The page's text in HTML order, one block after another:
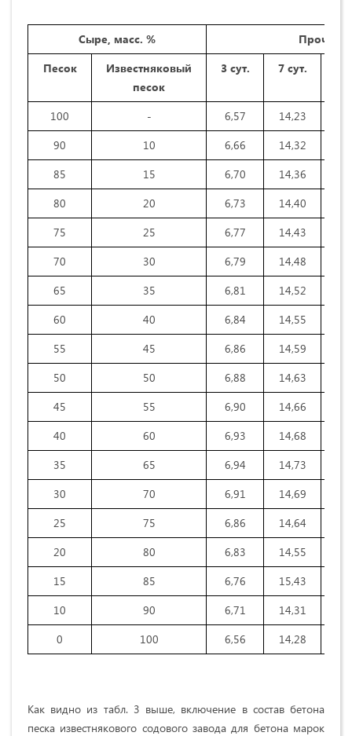
Сыре, масс. %
Песок
Известняковый
песок
3 сут. 7 сут.
100 - 6,57 14,23
90
10 6,66 14,32
85
15 6,70 14,36
80
20 6,73 14,40
75
25 6,77 14,43
70
30 6,79 14,48
65
35 6,81 14,52
60
40 6,84 14,55
55
45 6,86 14,59
50
50 6,88 14,63
45
55 6,90 14,66
40
60 6,93 14,68
35
65 6,94 14,73
30
70 6,91 14,69
25
75 6,86 14,64
20
80 6,83 14,55
15
85 6,76 15,43
10
90 6,71 14,31
0
100 6,56 14,28
Как видно из табл. 3 выше, включение в состав бетона
песка известнякового содового завода для бетона марок